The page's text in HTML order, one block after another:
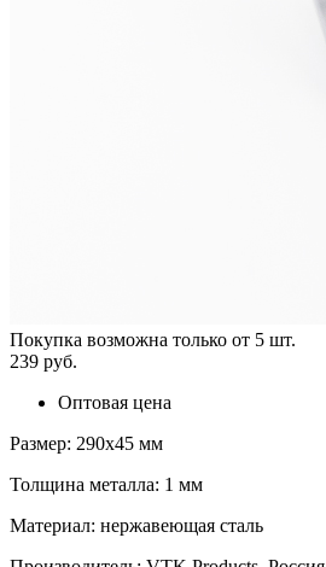
Покупка возможна только от 5 шт.
239 руб.
Оптовая цена
Размер: 290х45 мм
Толщина металла: 1 мм
Материал: нержавеющая сталь